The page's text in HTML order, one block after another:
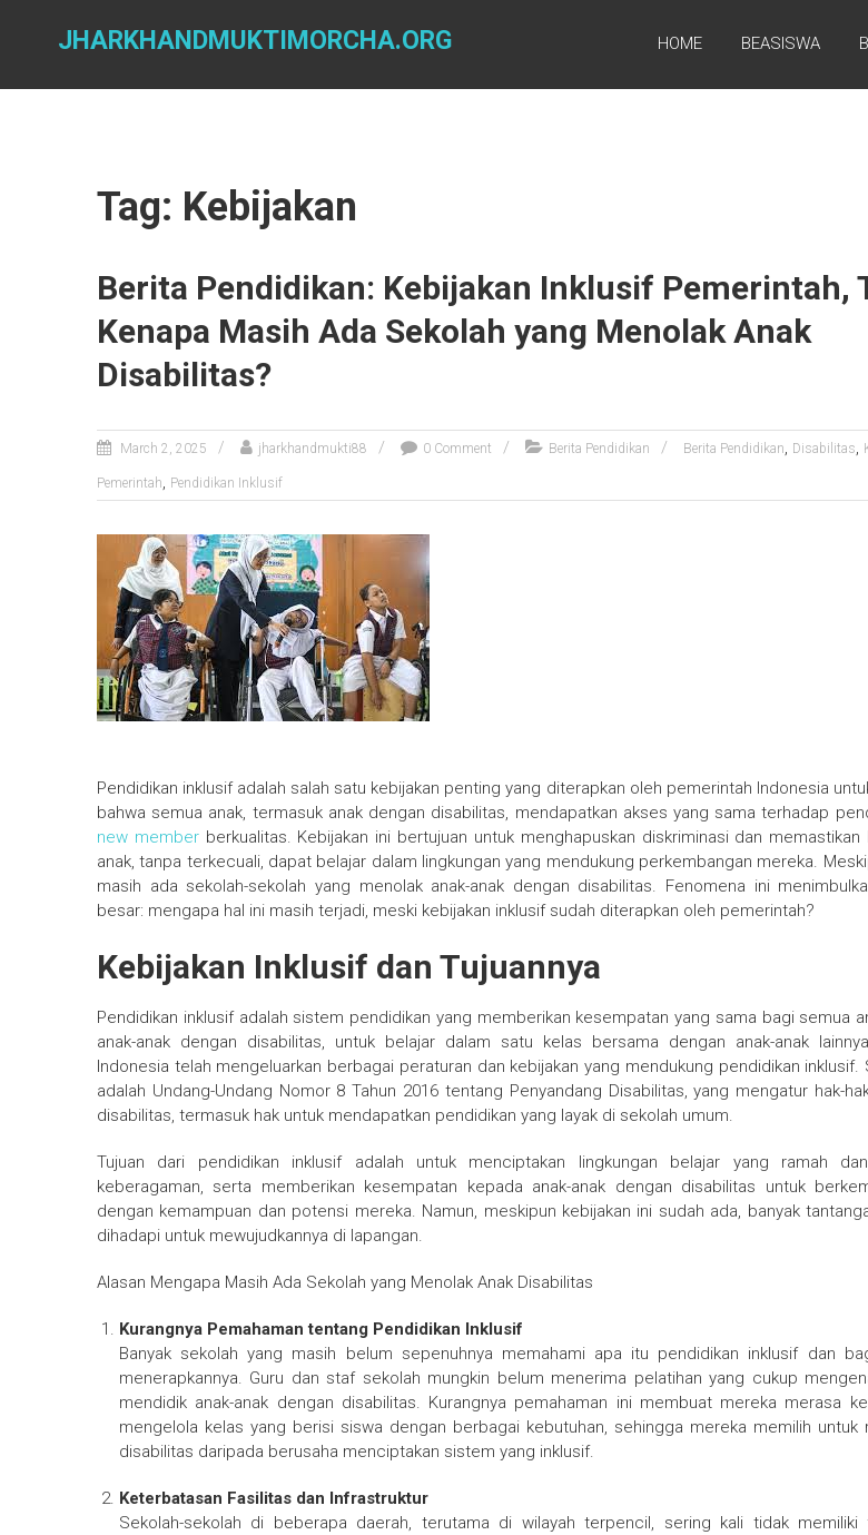
JHARKHANDMUKTIMORCHA.ORG HOME BEASISWA
Tag: Kebijakan
Berita Pendidikan: Kebijakan Inklusif Pemerintah,
Kenapa Masih Ada Sekolah yang Menolak Anak
Disabilitas?
March 2, 2025 jharkhandmukti88 0 Comment Berita Pendidikan Berita Pendidikan, Disabilitas,
Pemerintah, Pendidikan Inklusif
Pendidikan inklusif adalah salah satu kebijakan penting yang diterapkan oleh pemerintah Indonesia
bahwa semua anak, termasuk anak dengan disabilitas, mendapatkan akses yang sama terhadap
new memberberkualitas. Kebijakan ini bertujuan untuk menghapuskan diskriminasi dan memastikan
anak, tanpa terkecuali, dapat belajar dalam lingkungan yang mendukung perkembangan mereka.
masih ada sekolah-sekolah yang menolak anak-anak dengan disabilitas. Fenomena ini
besar: mengapa hal ini masih terjadi, meski kebijakan inklusif sudah diterapkan oleh pemerintah?
Kebijakan Inklusif dan Tujuannya
Pendidikan inklusif adalah sistem pendidikan yang memberikan kesempatan yang sama bagi semua
anak-anak dengan disabilitas, untuk belajar dalam satu kelas bersama dengan anak-anak
Indonesia telah mengeluarkan berbagai peraturan dan kebijakan yang mendukung pendidikan inklusif.
adalah Undang-Undang Nomor 8 Tahun 2016 tentang Penyandang Disabilitas, yang mengatur hak-
disabilitas, termasuk hak untuk mendapatkan pendidikan yang layak di sekolah umum.
Tujuan dari pendidikan inklusif adalah untuk menciptakan lingkungan belajar yang ramah
keberagaman, serta memberikan kesempatan kepada anak-anak dengan disabilitas untuk
dengan kemampuan dan potensi mereka. Namun, meskipun kebijakan ini sudah ada, banyak
dihadapi untuk mewujudkannya di lapangan.
Alasan Mengapa Masih Ada Sekolah yang Menolak Anak Disabilitas
Kurangnya Pemahaman tentang Pendidikan Inklusif
Banyak sekolah yang masih belum sepenuhnya memahami apa itu pendidikan inklusif dan
menerapkannya. Guru dan staf sekolah mungkin belum menerima pelatihan yang cukup
mendidik anak-anak dengan disabilitas. Kurangnya pemahaman ini membuat mereka merasa
mengelola kelas yang berisi siswa dengan berbagai kebutuhan, sehingga mereka memilih untuk
disabilitas daripada berusaha menciptakan sistem yang inklusif.
Keterbatasan Fasilitas dan Infrastruktur
Sekolah-sekolah di beberapa daerah, terutama di wilayah terpencil, sering kali tidak memiliki